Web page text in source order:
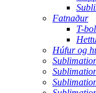
Fatnaður
T-
Húfur og